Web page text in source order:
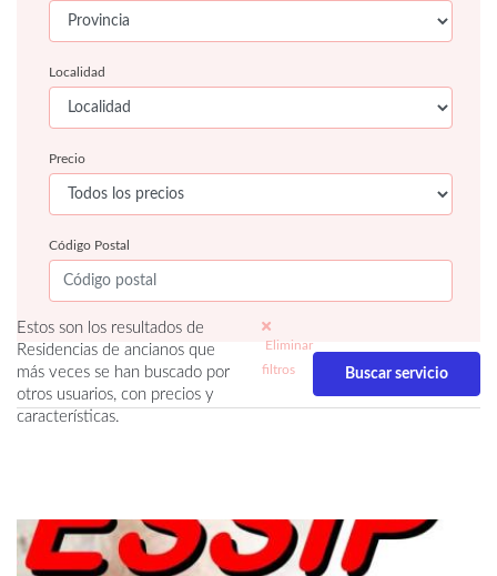
Localidad
Precio
Código Postal
Estos son los resultados de
Residencias de ancianos que
más veces se han buscado por
otros usuarios, con precios y
características.
Eliminar
filtros